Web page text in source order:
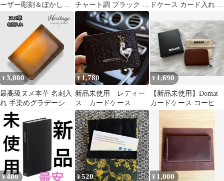
ーザー彫刻＆ぼかし染
め｜エレガントなボタ
ニカル柄
チャート調 ブラック 大
容量 新品未使用 財布
コンパクト
ドケース カード入れ 名
¥3,000
最高級ヌメ本革 名刺入
れ 手染めグラデーショ
ン 職人手縫い カードケ
ース 茶
¥1,780
新品未使用 レディー
ス カードケース
¥1,690
【新品未使用】Domat
カードケース コーヒー
ブラウン アコーディオ
¥400 ¥520 ¥ 1,000